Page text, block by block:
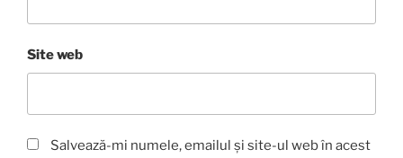
Site web
Salvează-mi numele, emailul și site-ul web în acest